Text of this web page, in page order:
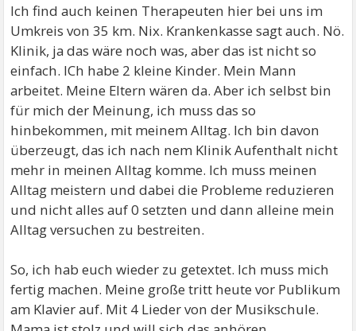
Ich find auch keinen Therapeuten hier bei uns im
Umkreis von 35 km. Nix. Krankenkasse sagt auch. Nö.
Klinik, ja das wäre noch was, aber das ist nicht so
einfach. ICh habe 2 kleine Kinder. Mein Mann
arbeitet. Meine Eltern wären da. Aber ich selbst bin
für mich der Meinung, ich muss das so
hinbekommen, mit meinem Alltag. Ich bin davon
überzeugt, das ich nach nem Klinik Aufenthalt nicht
mehr in meinen Alltag komme. Ich muss meinen
Alltag meistern und dabei die Probleme reduzieren
und nicht alles auf 0 setzten und dann alleine mein
Alltag versuchen zu bestreiten.
So, ich hab euch wieder zu getextet. Ich muss mich
fertig machen. Meine große tritt heute vor Publikum
am Klavier auf. Mit 4 Lieder von der Musikschule.